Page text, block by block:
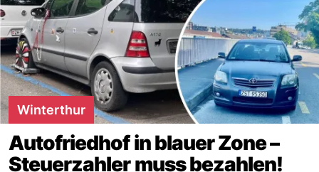
Winterthur
Autofriedhof in blauer Zone –
Steuerzahler muss bezahlen!